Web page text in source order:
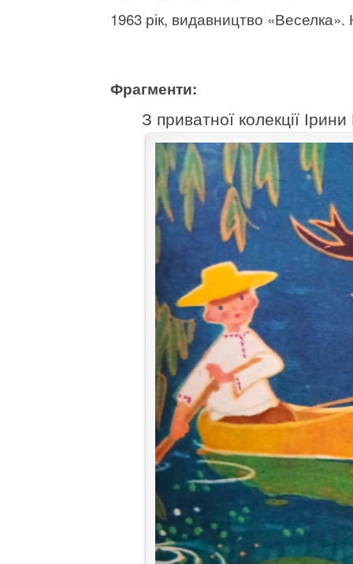
1963 рік, видавництво «Веселка».
Фрагменти:
З приватної колекції